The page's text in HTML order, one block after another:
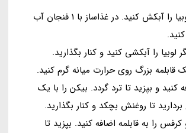
یک قوطی لوبیا را آبکش کنید. در غذاساز با 1 فنجان آب
لوبیا را آبکشی کنید و کنار بگذارید.
قابلمه بزرگ روی حرارت میانه گرم کنید.
کنید و بپزید تا ترد گردد. بیکن را با یک
تا روغنش بچکد و کنار بگذارید.
را به قابلمه اضافه کنید. بپزید تا